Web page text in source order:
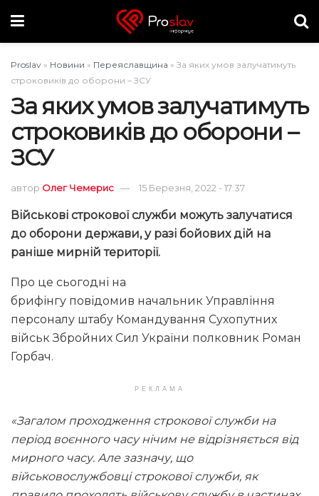
Proslav » Новини » Переяславщина » За яких умов залучатимуть
строковиків до оборони – ЗСУ
За яких умов залучатимуть
строковиків до оборони –
ЗСУ
автор Олег Чемерис 15 Березня, 2022 - 17:37
Військові строкової служби можуть залучатися
до оборони держави, у разі бойових дій на
раніше мирній території.
Про це сьогодні на
брифінгу повідомив начальник Управління
персоналу штабу Командування Сухопутних
військ Збройних Сил України полковник Роман
Горбач.
РЕКЛАМА
«Загалом проходження строкової служби на
період воєнного часу нічим не відрізняється від
мирного часу. Але зазначу, що
військовослужбовці строкової служби, як